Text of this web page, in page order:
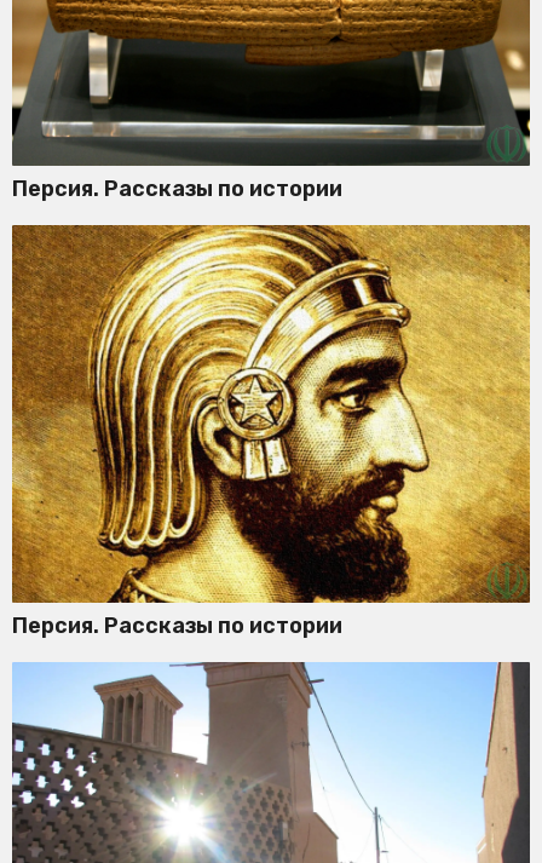
Персия. Рассказы по истории
Персия. Рассказы по истории